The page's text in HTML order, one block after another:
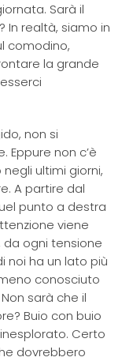
Sarà il
In realtà, siamo in
comodino,
la grande
non si
Eppure non c’è
ultimi giorni,
A partire dal
punto a destra
viene
ogni tensione
noi ha un lato più
conosciuto
sarà che il
Buio con buio
Certo
dovrebbero